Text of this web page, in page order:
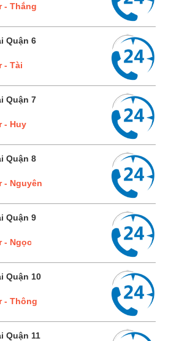
- Thắng
Quận 6
- Tài
Quận 7
- Huy
Quận 8
- Nguyên
Quận 9
- Ngọc
Quận 10
- Thông
Quận 11